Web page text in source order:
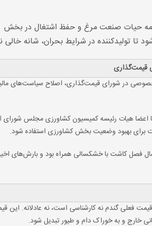
حیات صنعت مرغ و حفظ اشتغال در بخش
تا تولیدکننده در شرایط بحران، شانه خالی
قیمت‌گذاری
خصوصی در شورای قیمت‌گذاری، اصلاح سیاست‌های
اعضا هیات رئیسه کمیسیون کشاورزی مجلس شورای
برای بهبود وضعیت بخش کشاورزی استفاده شود.
فصل کاشت با خشکسالی همراه بود و بارش‌های
فعلی گندم نه کارشناسی است، نه عادلانه. این
خارج و به خوراک دام و طیور تبدیل شود.